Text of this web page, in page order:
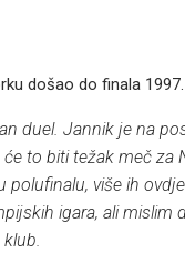
došao do finala
duel. Jannik je na
to biti težak meč za
polufinalu, više ih
igara, ali mislim